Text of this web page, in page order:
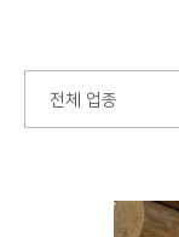
전체 업종